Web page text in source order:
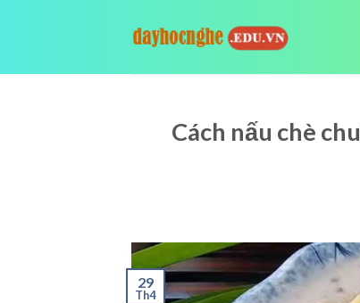
Cách nấu chè
29
Th4